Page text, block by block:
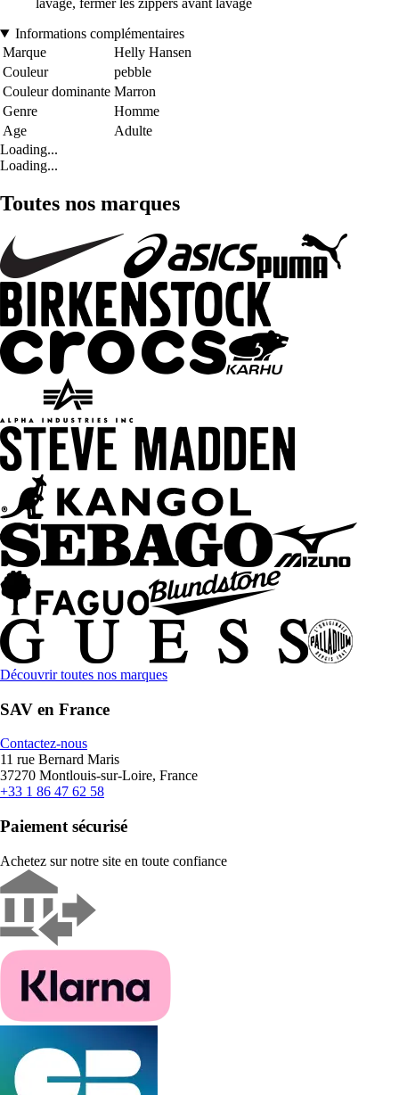
lavage, fermer les zippers avant lavage
Informations complémentaires
Marque
Helly Hansen
Couleur
pebble
Couleur dominante Marron
Genre
Homme
Age
Adulte
Loading...
Loading...
Toutes nos marques
Découvrir toutes nos marques
SAV en France
Contactez-nous
11 rue Bernard Maris
37270 Montlouis-sur-Loire, France
+33 1 86 47 62 58
Paiement sécurisé
Achetez sur notre site en toute confiance